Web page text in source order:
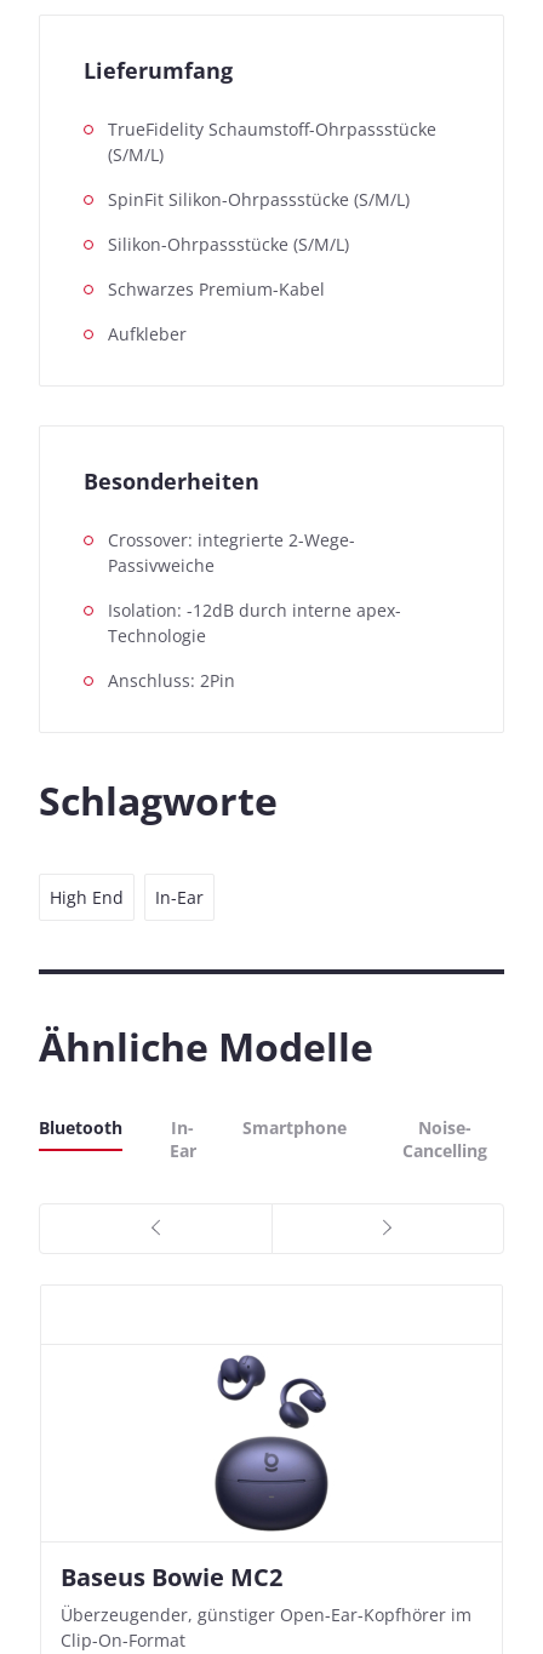
Lieferumfang
TrueFidelity Schaumstoff-Ohrpassstücke
(S/M/L)
SpinFit Silikon-Ohrpassstücke (S/M/L)
Silikon-Ohrpassstücke (S/M/L)
Schwarzes Premium-Kabel
Aufkleber
Besonderheiten
Crossover: integrierte 2-Wege-
Passivweiche
Isolation: -12dB durch interne apex-
Technologie
Anschluss: 2Pin
Schlagworte
High End In-Ear
Ähnliche Modelle
Bluetooth
In-
Ear
Smartphone
Noise-
Cancelling
Baseus Bowie MC2
Überzeugender, günstiger Open-Ear-Kopfhörer im
Clip-On-Format
Nothing Ear (3a)
Bassbetonte True Wireless In-Ears mit cleveren
Aufnahmefunktionen
JBL Live 780NC
Stylischer Over-Ear mit sattem Klang und
beeindruckender Ausdauer
JBL Live 780NC
Stylischer Over-Ear mit sattem Klang und
beeindruckender Ausdauer